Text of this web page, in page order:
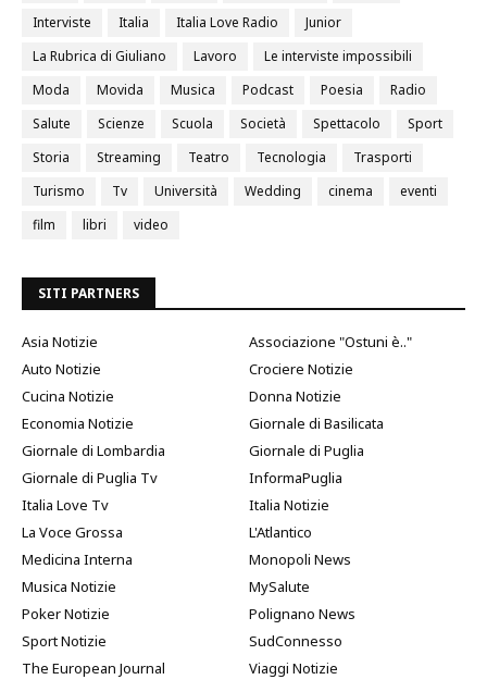
Interviste
Italia Italia Love Radio
Junior
La Rubrica di Giuliano
Lavoro
Le interviste impossibili
Moda
Movida Musica Podcast Poesia
Radio
Salute
Scienze Scuola Società Spettacolo
Sport
Storia
Streaming Teatro Tecnologia
Trasporti
Turismo
Tv Università Wedding cinema
eventi
film
libri video
SITI PARTNERS
Asia Notizie
Associazione "Ostuni è.."
Auto Notizie
Crociere Notizie
Cucina Notizie
Donna Notizie
Economia Notizie
Giornale di Basilicata
Giornale di Lombardia
Giornale di Puglia
Giornale di Puglia Tv
InformaPuglia
Italia Love Tv
Italia Notizie
La Voce Grossa
L'Atlantico
Medicina Interna
Monopoli News
Musica Notizie
MySalute
Poker Notizie
Polignano News
Sport Notizie
SudConnesso
The European Journal
Viaggi Notizie